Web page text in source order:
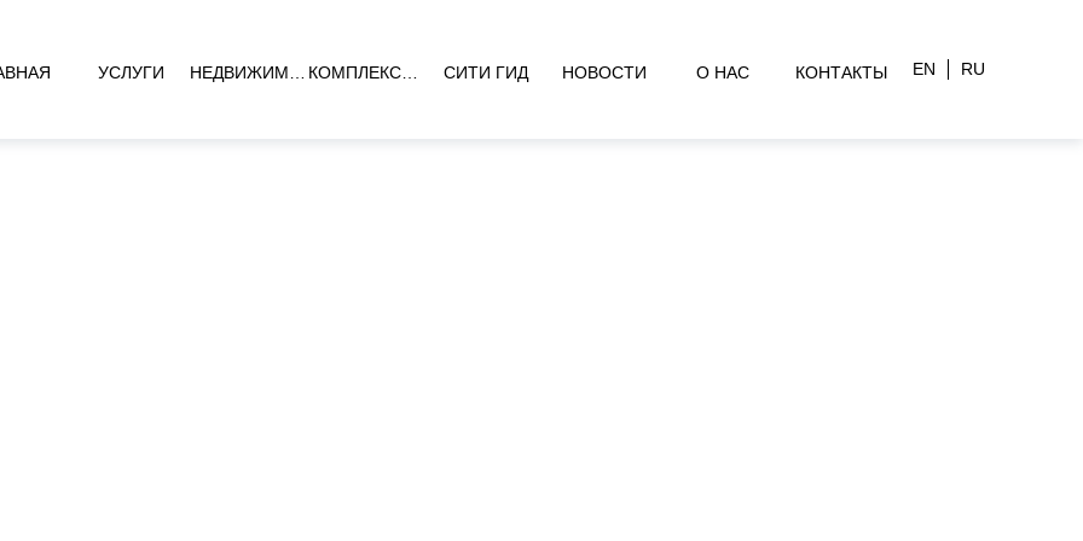
УСЛУГИ СИТИ ГИД НОВОСТИ О НАС КОНТАКТЫ EN RU